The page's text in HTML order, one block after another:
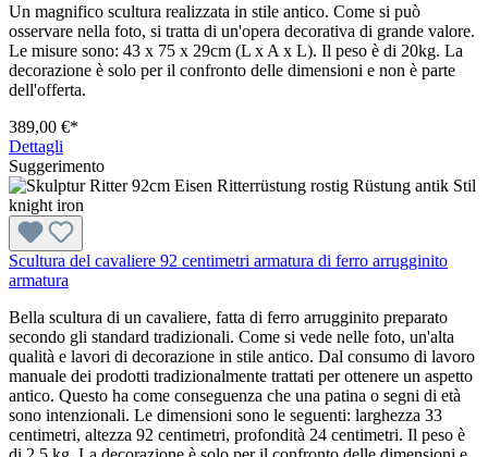
Un magnifico scultura realizzata in stile antico. Come si può
osservare nella foto, si tratta di un'opera decorativa di grande valore.
Le misure sono: 43 x 75 x 29cm (L x A x L). Il peso è di 20kg. La
decorazione è solo per il confronto delle dimensioni e non è parte
dell'offerta.
389,00 €*
Dettagli
Suggerimento
Scultura del cavaliere 92 centimetri armatura di ferro arrugginito
armatura
Bella scultura di un cavaliere, fatta di ferro arrugginito preparato
secondo gli standard tradizionali. Come si vede nelle foto, un'alta
qualità e lavori di decorazione in stile antico. Dal consumo di lavoro
manuale dei prodotti tradizionalmente trattati per ottenere un aspetto
antico. Questo ha come conseguenza che una patina o segni di età
sono intenzionali. Le dimensioni sono le seguenti: larghezza 33
centimetri, altezza 92 centimetri, profondità 24 centimetri. Il peso è